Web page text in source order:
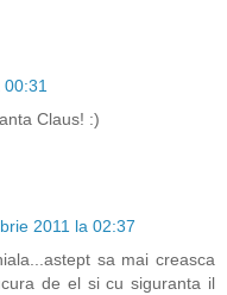
Claus! :)
2011 la 02:37
sa mai creasca
de el si cu siguranta il